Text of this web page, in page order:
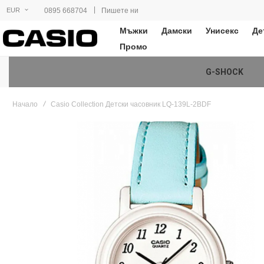
EUR 0895 668704 | Пишете ни
Мъжки Дамски Унисекс
Промо
G-SHOCK
Начало Casio Collection Детски часовник LQ-139L-2BDF